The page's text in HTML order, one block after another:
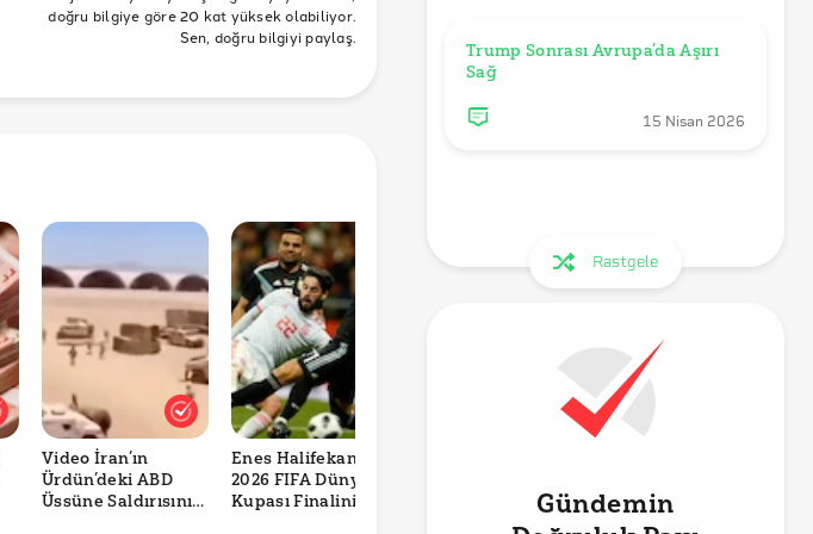
doğru bilgiye göre 20 kat yüksek olabiliyor.
Sen, doğru bilgiyi paylaş.
Video İran’ın
Ürdün’deki ABD
Üssüne Saldırısını
Enes Halifekan’ın
2026 FIFA Dünya
Kupası Finalini
Ettiği Tüm Geliri
Penaltı Verileceğini
Biliyoruz’
Trump Sonrası Avrupa’da Aşırı
Sağ
15 Nisan 2026
Rastgele
Gündemin